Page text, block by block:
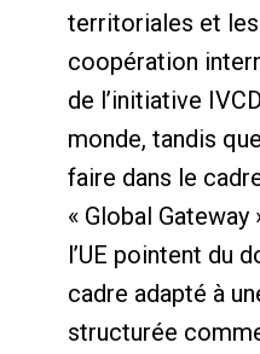
territoriales et
coopération
de l’initiative
monde, tandis
faire dans le
« Global
l’UE pointent du
cadre adapté à
structurée